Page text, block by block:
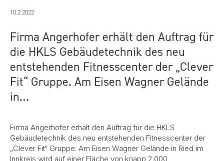
10.2.2022
Firma Angerhofer erhält den Auftrag für
die HKLS Gebäudetechnik des neu
entstehenden Fitnesscenter der „Clever
Fit“ Gruppe. Am Eisen Wagner Gelände
in…
Firma Angerhofer erhält den Auftrag für die HKLS
Gebäudetechnik des neu entstehenden Fitnesscenter der
„Clever Fit“ Gruppe. Am Eisen Wagner Gelände in Ried im
Innkreis wird auf einer Fläche von knapp 2.000